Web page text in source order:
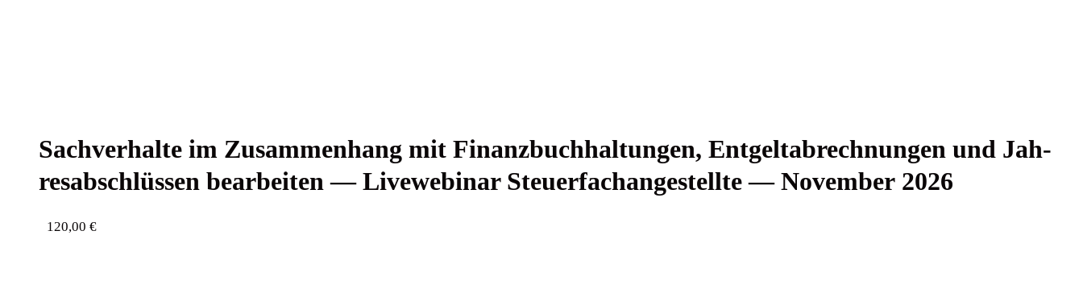
Sach­ver­hal­te im Zusam­men­hang mit Finanz­buch­hal­tun­gen, Ent­gelt­ab­rech­nun­gen und Jah­
res­ab­schlüs­sen bear­bei­ten — Live­web­i­nar Steu­er­fach­an­ge­stell­te — Novem­ber 2026
120,00 €